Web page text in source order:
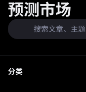
预测市场
分类